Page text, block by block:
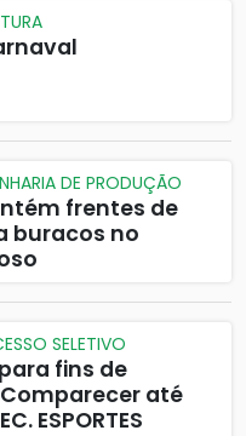
DE PRODUÇÃO
frentes de
buracos no
SELETIVO
fins de
até
ESPORTES